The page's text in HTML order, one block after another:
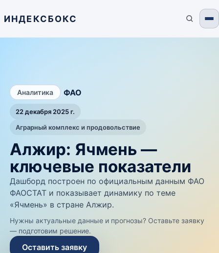
ИНДЕКСБОКС
Аналитика ФАО
22 декабря 2025 г.
Аграрный комплекс и продовольствие
Алжир: Ячмень —
ключевые показатели
Дашборд построен по официальным данным ФАО
ФАОСТАТ и показывает динамику по теме
«Ячмень» в стране Алжир.
Нужны актуальные данные и прогнозы? Оставьте заявку
— подготовим решение.
Оставить заявку